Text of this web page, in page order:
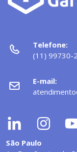
Telefone:
(11) 99730-
E-mail:
São Paulo